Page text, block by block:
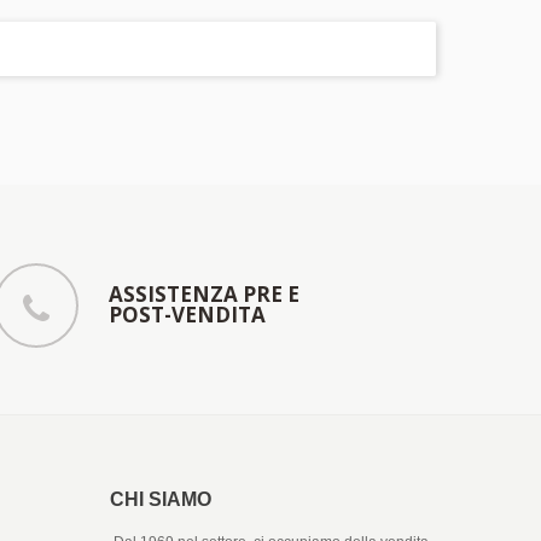
ASSISTENZA PRE E
POST-VENDITA
CHI SIAMO